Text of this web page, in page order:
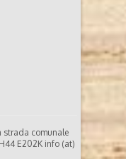
strada comunale
E202K info (at)